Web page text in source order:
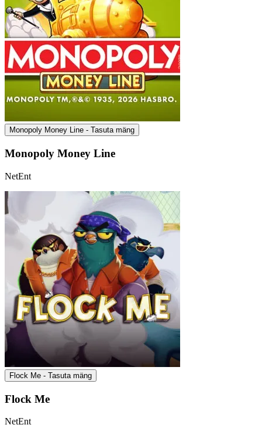
Monopoly Money Line - Tasuta mäng
Monopoly Money Line
NetEnt
Flock Me - Tasuta mäng
Flock Me
NetEnt